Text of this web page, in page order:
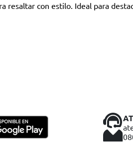
resaltar con estilo. Ideal para